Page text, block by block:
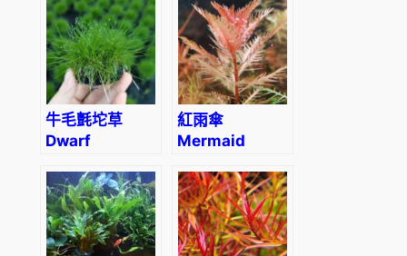
牛毛氈坨草
Dwarf
(Eleocharis
‘parvula’)
紅雨傘
Mermaid
(Proserpinaca
palustris)